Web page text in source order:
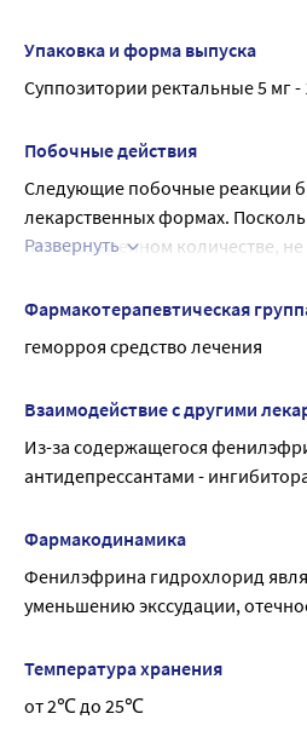
Влияние на способность к
Препарат не оказывает
Упаковка и форма выпуска
Суппозитории ректальные 5 мг
Побочные действия
Следующие побочные реакции
лекарственных формах.
неопределенном количестве,
Нарушения со стороны иммунной
Общие расстройства и
Нарушения со стороны
Обострение гипертиреоза
Нарушения со стороны нервной
Нарушения со стороны
Аритмия, повышение
Развернуть
Фармакотерапевтическая
геморроя средство лечения
Взаимодействие с другими
Из-за содержащегося
антидепрессантами -
Фармакодинамика
Фенилэфрина гидрохлорид
уменьшению экссудации,
Температура хранения
от 2℃ до 25℃